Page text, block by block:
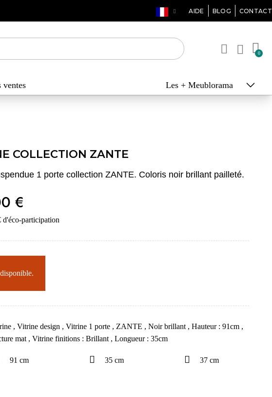
AIDE BLOG CONTACT
ventes Les + Meublorama
COLLECTION ZANTE
1 porte collection ZANTE. Coloris noir brillant pailleté.
€
d'éco-participation
, Vitrine design , Vitrine 1 porte , ZANTE , Noir brillant , Hauteur : 91cm ,
mat , Vitrine finitions : Brillant , Longueur : 35cm
91 cm 35 cm 37 cm